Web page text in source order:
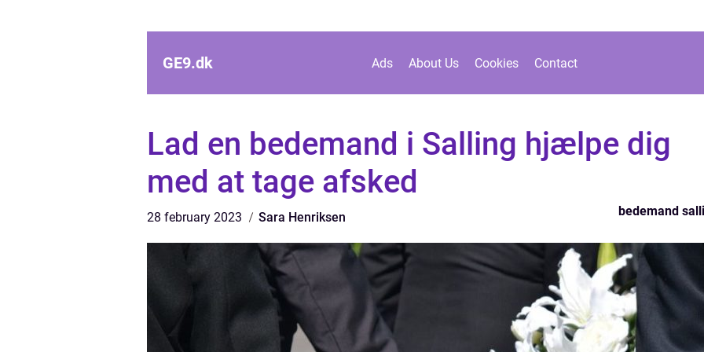
GE9.dk Ads About Us Cookies Contact
Lad en bedemand i Salling hjælpe dig
med at tage afsked
28 february 2023 Sara Henriksen bedemand